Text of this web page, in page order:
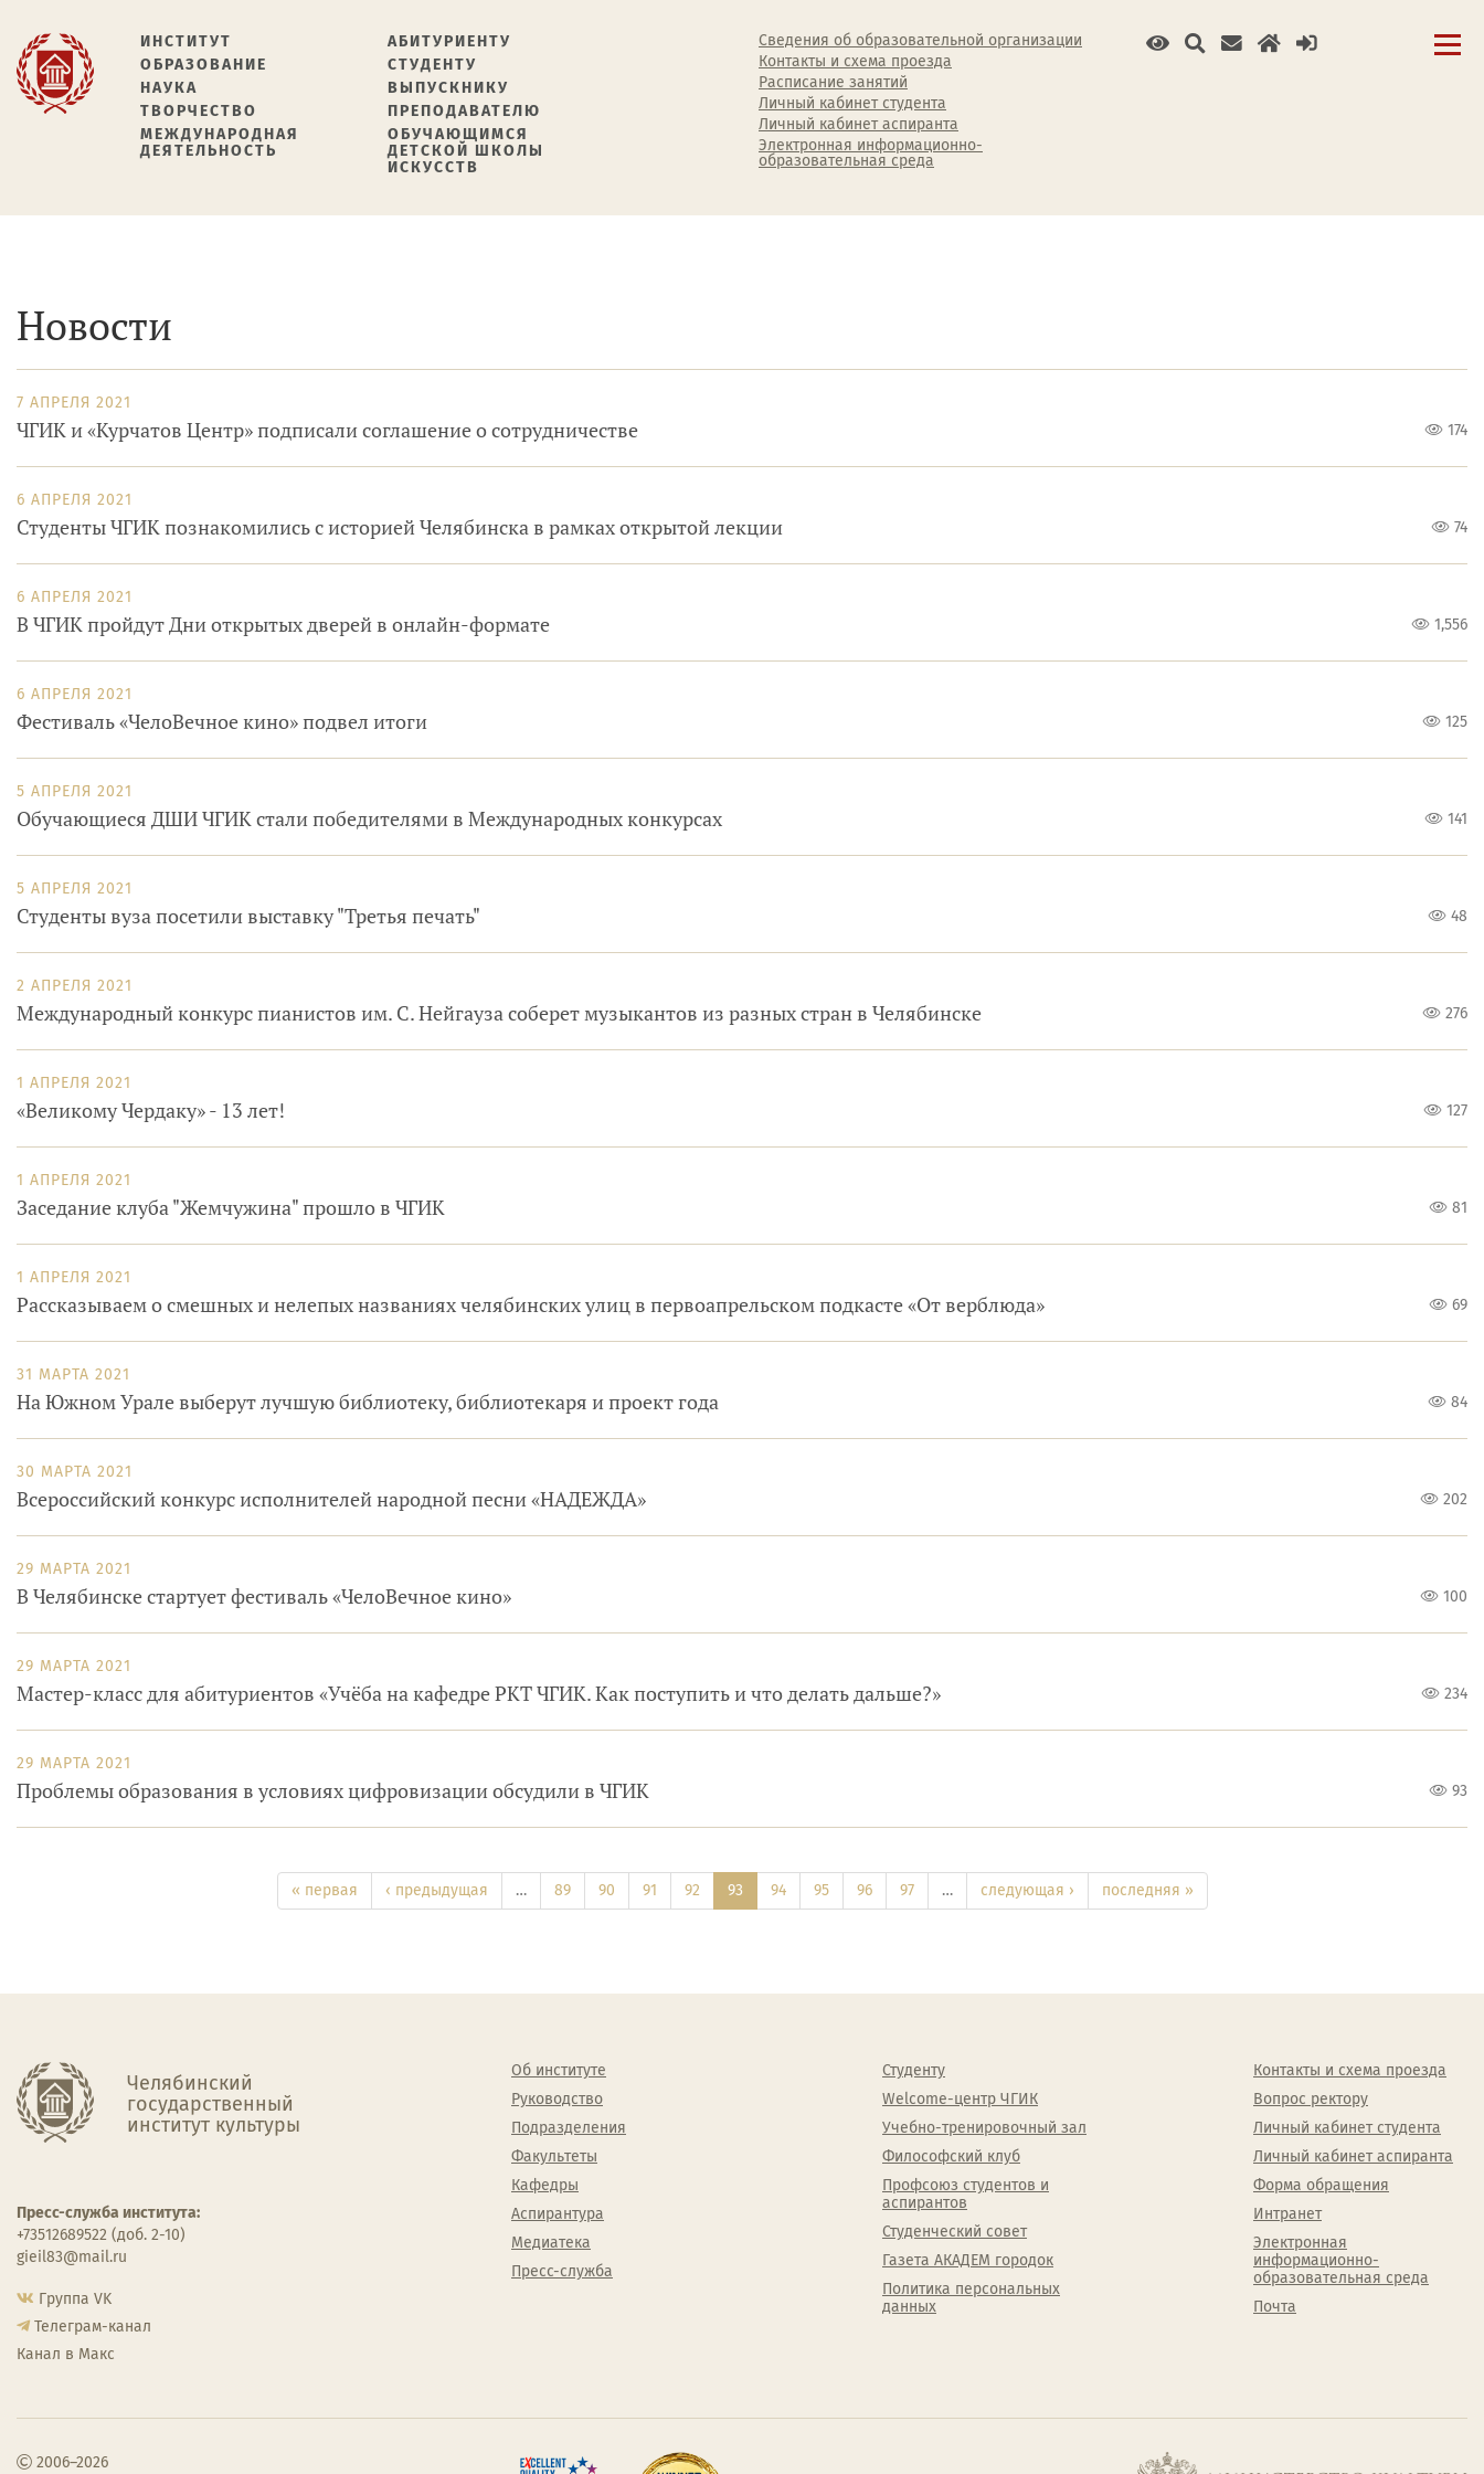
ИНСТИТУТ
ОБРАЗОВАНИЕ
НАУКА
ТВОРЧЕСТВО
МЕЖДУНАРОДНАЯ
ДЕЯТЕЛЬНОСТЬ
АБИТУРИЕНТУ
СТУДЕНТУ
ВЫПУСКНИКУ
ПРЕПОДАВАТЕЛЮ
ОБУЧАЮЩИМСЯ
ДЕТСКОЙ ШКОЛЫ
ИСКУССТВ
Сведения об образовательной организации
Контакты и схема проезда
Расписание занятий
Личный кабинет студента
Личный кабинет аспиранта
Электронная информационно-
образовательная среда
Новости
7 АПРЕЛЯ 2021
ЧГИК и «Курчатов Центр» подписали соглашение о сотрудничестве 174
6 АПРЕЛЯ 2021
Студенты ЧГИК познакомились с историей Челябинска в рамках открытой лекции 74
6 АПРЕЛЯ 2021
В ЧГИК пройдут Дни открытых дверей в онлайн-формате 1,556
6 АПРЕЛЯ 2021
Фестиваль «ЧелоВечное кино» подвел итоги 125
5 АПРЕЛЯ 2021
Обучающиеся ДШИ ЧГИК стали победителями в Международных конкурсах 141
5 АПРЕЛЯ 2021
Студенты вуза посетили выставку "Третья печать" 48
2 АПРЕЛЯ 2021
Международный конкурс пианистов им. С. Нейгауза соберет музыкантов из разных стран в Челябинске 276
1 АПРЕЛЯ 2021
«Великому Чердаку» - 13 лет! 127
1 АПРЕЛЯ 2021
Заседание клуба "Жемчужина" прошло в ЧГИК 81
1 АПРЕЛЯ 2021
Рассказываем о смешных и нелепых названиях челябинских улиц в первоапрельском подкасте «От верблюда» 69
31 МАРТА 2021
На Южном Урале выберут лучшую библиотеку, библиотекаря и проект года 84
30 МАРТА 2021
Всероссийский конкурс исполнителей народной песни «НАДЕЖДА» 202
29 МАРТА 2021
В Челябинске стартует фестиваль «ЧелоВечное кино» 100
29 МАРТА 2021
Мастер-класс для абитуриентов «Учёба на кафедре РКТ ЧГИК. Как поступить и что делать дальше?» 234
29 МАРТА 2021
Проблемы образования в условиях цифровизации обсудили в ЧГИК 93
« первая ‹ предыдущая … 89 90 91 92 93 94 95 96 97 … следующая › последняя »
Челябинский
государственный
институт культуры
Пресс-служба института:
+73512689522 (доб. 2-10)
gieil83@mail.ru
Группа VK
Телеграм-канал
Канал в Макс
Об институте
Руководство
Подразделения
Факультеты
Кафедры
Аспирантура
Медиатека
Пресс-служба
Студенту
Welcome-центр ЧГИК
Учебно-тренировочный зал
Философский клуб
Профсоюз студентов и
аспирантов
Студенческий совет
Газета АКАДЕМ городок
Политика персональных
данных
Контакты и схема проезда
Вопрос ректору
Личный кабинет студента
Личный кабинет аспиранта
Форма обращения
Интранет
Электронная
информационно-
образовательная среда
Почта
2006–2026